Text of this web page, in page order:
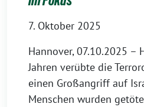
7. Oktober 2025
Hannover, 07.10.2025 –
Jahren verübte die
einen Großangriff auf
Menschen wurden